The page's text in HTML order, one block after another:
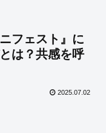
フェスト』に
は？共感を呼
2025.07.02